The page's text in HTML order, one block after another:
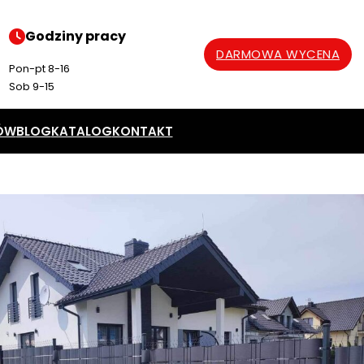
Godziny pracy
Pon-pt 8-16
Sob 9-15
DARMOWA WYCENA
BLOGKATALOGKONTAKT